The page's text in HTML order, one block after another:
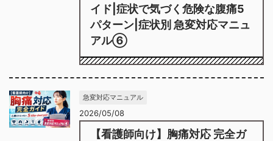
イド|症状で気づく危険な腹痛5
パターン|症状別 急変対応マニュ
アル⑥
急変対応マニュアル
2026/05/08
【看護師向け】胸痛対応 完全ガ